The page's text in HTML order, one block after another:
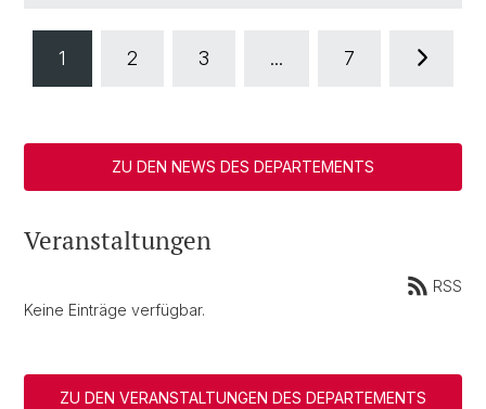
1 2 3 ... 7
ZU DEN NEWS DES DEPARTEMENTS
Veranstaltungen
RSS
Keine Einträge verfügbar.
ZU DEN VERANSTALTUNGEN DES DEPARTEMENTS